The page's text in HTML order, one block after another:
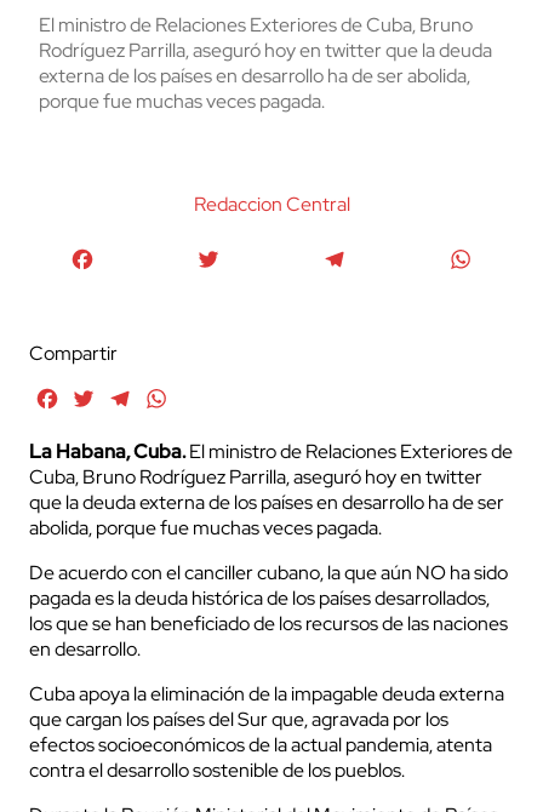
El ministro de Relaciones Exteriores de Cuba, Bruno
Rodríguez Parrilla, aseguró hoy en twitter que la deuda
externa de los países en desarrollo ha de ser abolida,
porque fue muchas veces pagada.
Redaccion Central
Compartir
FacebookTwitterTelegram
La Habana, Cuba.El ministro de Relaciones Exteriores de
Cuba, Bruno Rodríguez Parrilla, aseguró hoy en twitter
que la deuda externa de los países en desarrollo ha de ser
abolida, porque fue muchas veces pagada.
De acuerdo con el canciller cubano, la que aún NO ha sido
pagada es la deuda histórica de los países desarrollados,
los que se han beneficiado de los recursos de las naciones
en desarrollo.
Cuba apoya la eliminación de la impagable deuda externa
que cargan los países del Sur que, agravada por los
efectos socioeconómicos de la actual pandemia, atenta
contra el desarrollo sostenible de los pueblos.